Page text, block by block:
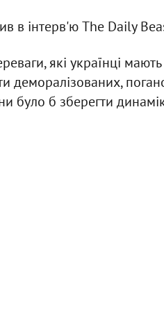
в інтерв'ю The Daily
які українці мають
деморалізованих,
було б зберегти